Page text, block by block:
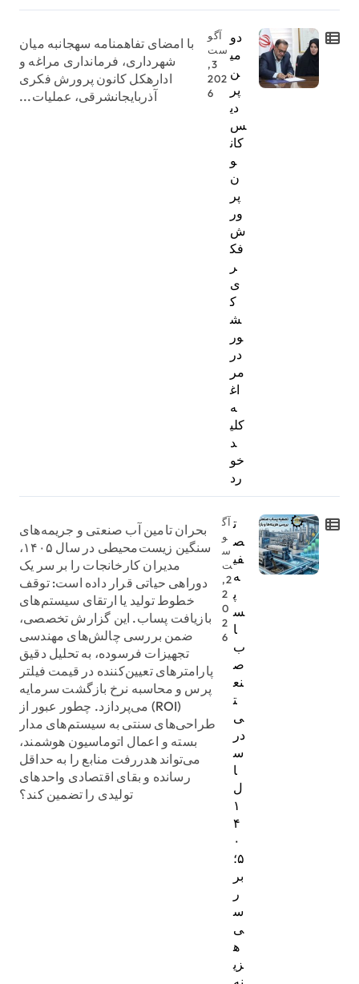
دو
می
ن
پر
دی
س
کان
و
ن
پر
ور
ش
فک
ر
ی
ک
ش
ور
در
مر
اغ
ه
کلی
د
خو
رد
آگو
ست
3,
202
6
با امضای تفاهمنامه سهجانبه میان
شهرداری، فرمانداری مراغه و
ادارهکل کانون پرورش فکری
آذربایجانشرقی، عملیات...
ت
ص
فی
ه
پ
س
ا
ب
ص
نع
ت
ی
در
س
ا
ل
۱
۴
۰
۵؛
بر
ر
س
ی
ه
زی
آگ
و
س
ت
2,
2
0
2
6
بحران تامین آب صنعتی و جریمه‌های
سنگین زیست‌محیطی در سال ۱۴۰۵،
مدیران کارخانجات را بر سر یک
دوراهی حیاتی قرار داده است: توقف
خطوط تولید یا ارتقای سیستم‌های
بازیافت پساب. این گزارش تخصصی،
ضمن بررسی چالش‌های مهندسی
تجهیزات فرسوده، به تحلیل دقیق
پارامترهای تعیین‌کننده در قیمت فیلتر
پرس و محاسبه نرخ بازگشت سرمایه
(ROI) می‌پردازد. چطور عبور از
طراحی‌های سنتی به سیستم‌های مدار
بسته و اعمال اتوماسیون هوشمند،
می‌تواند هدررفت منابع را به حداقل
رسانده و بقای اقتصادی واحدهای
تولیدی را تضمین کند؟